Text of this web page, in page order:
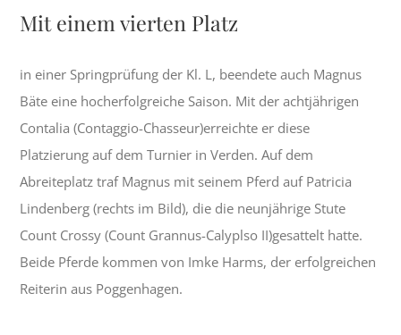
Mit einem vierten Platz
in einer Springprüfung der Kl. L, beendete auch Magnus
Bäte eine hocherfolgreiche Saison. Mit der achtjährigen
Contalia (Contaggio-Chasseur)erreichte er diese
Platzierung auf dem Turnier in Verden. Auf dem
Abreiteplatz traf Magnus mit seinem Pferd auf Patricia
Lindenberg (rechts im Bild), die die neunjährige Stute
Count Crossy (Count Grannus-Calyplso II)gesattelt hatte.
Beide Pferde kommen von Imke Harms, der erfolgreichen
Reiterin aus Poggenhagen.